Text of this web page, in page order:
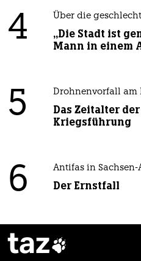
4 Über die
„Die Stadt ist
Mann in einem
5 Drohnenvorfall am
Das Zeitalter
Kriegsführung
6 Antifas in
Der Ernstfall
taz